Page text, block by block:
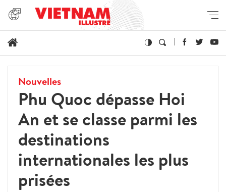
Nouvelles
Phu Quoc dépasse Hoi
An et se classe parmi les
destinations
internationales les plus
prisées